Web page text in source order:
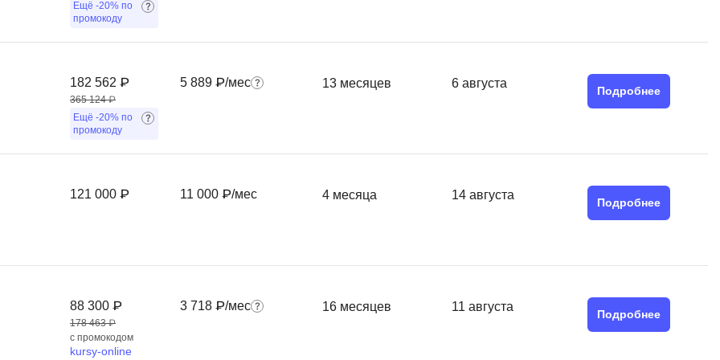
Ещё -20% по
промокоду
182 562 ₽
365 124 ₽
Ещё -20% по
промокоду
5 889 ₽/мес 13 месяцев 6 августа
Подробнее
121 000 ₽ 11 000 ₽/мес 4 месяца 14 августа
Подробнее
88 300 ₽
178 463 ₽
с промокодом
kursy-online
3 718 ₽/мес 16 месяцев 11 августа
Подробнее
ASP.NET
Arduino
Active Directory
Asterisk
приложений
Разработка игр
Разработка игр на Unity
TypeScript
MS SQL
C
Программная инженерия